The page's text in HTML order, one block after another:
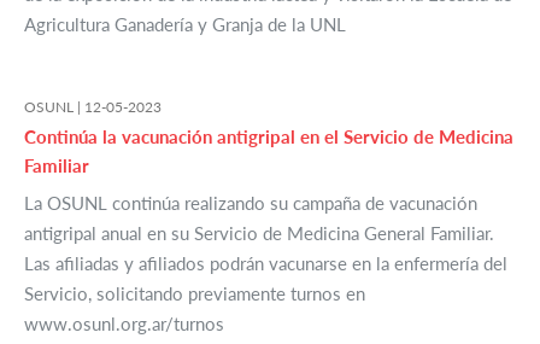
Agricultura Ganadería y Granja de la UNL
OSUNL | 12-05-2023
Continúa la vacunación antigripal en el Servicio de Medicina
Familiar
La OSUNL continúa realizando su campaña de vacunación
antigripal anual en su Servicio de Medicina General Familiar.
Las afiliadas y afiliados podrán vacunarse en la enfermería del
Servicio, solicitando previamente turnos en
www.osunl.org.ar/turnos